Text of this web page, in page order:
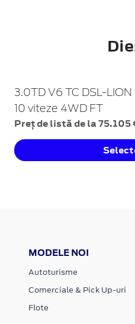
3.0TD V6 TC DSL-
10 viteze 4WD FT
Preț de listă de la 75.105
MODELE NOI
Autoturisme
Comerciale & Pick Up-uri
Flote